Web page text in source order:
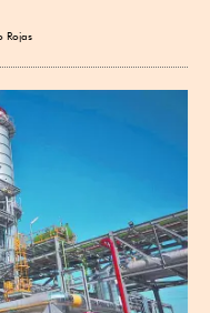
Rojas